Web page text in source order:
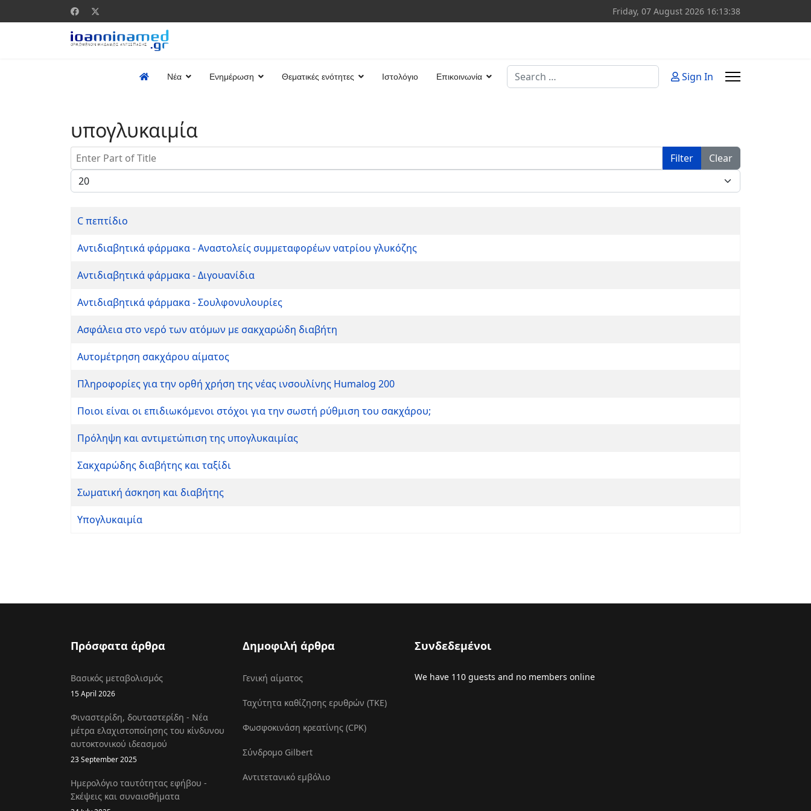
Friday, 07 August 2026 16:13:38
Νέα Ενημέρωση Θεματικές ενότητες Ιστολόγιο Επικοινωνία
Search
Sign In
υπογλυκαιμία
Enter Part of Title Filter
Clear
Display #
C πεπτίδιο
Αντιδιαβητικά φάρμακα - Αναστολείς συμμεταφορέων νατρίου γλυκόζης
Αντιδιαβητικά φάρμακα - Διγουανίδια
Αντιδιαβητικά φάρμακα - Σουλφονυλουρίες
Ασφάλεια στο νερό των ατόμων με σακχαρώδη διαβήτη
Αυτομέτρηση σακχάρου αίματος
Πληροφορίες για την ορθή χρήση της νέας ινσουλίνης Humalog 200
Ποιοι είναι οι επιδιωκόμενοι στόχοι για την σωστή ρύθμιση του σακχάρου;
Πρόληψη και αντιμετώπιση της υπογλυκαιμίας
Σακχαρώδης διαβήτης και ταξίδι
Σωματική άσκηση και διαβήτης
Υπογλυκαιμία
Πρόσφατα άρθρα
Βασικός μεταβολισμός
15 April 2026
Φιναστερίδη, δουταστερίδη - Νέα
μέτρα ελαχιστοποίησης του κίνδυνου
αυτοκτονικού ιδεασμού
23 September 2025
Ημερολόγιο ταυτότητας εφήβου -
Σκέψεις και συναισθήματα
Δημοφιλή άρθρα
Γενική αίματος
Ταχύτητα καθίζησης ερυθρών (ΤΚΕ)
Φωσφοκινάση κρεατίνης (CPK)
Σύνδρομο Gilbert
Αντιτετανικό εμβόλιο
Συνδεδεμένοι
We have 110 guests and no members online